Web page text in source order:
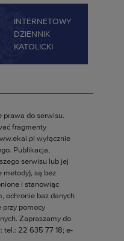
INTERNETOWY
DZIENNIK
KATOLICKI
do serwisu.
fragmenty
wyłącznie
Publikacja,
serwisu lub jej
metody), są bez
i stanowiąc
ochronie baz danych
przy pomocy
Zapraszamy do
tel.: 22 635 77 18; e-